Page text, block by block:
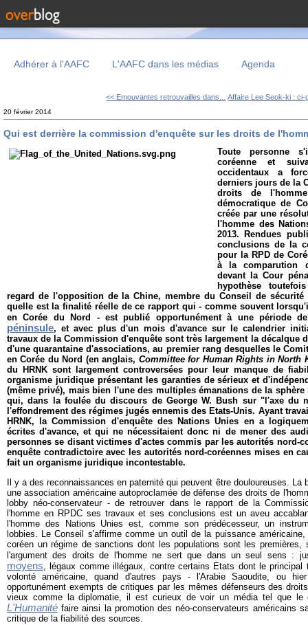
Adhérer à l'AAFC L'AAFC dans les médias Agenda
<< Emouvantes retrouvailles dans... Affaire Lee Seok-ki : ci-
20 février 2014
Qui est derrière la commission d'enquête sur les droits de
Toute personne
coréenne et
occidentaux a
derniers jours de la
droits de
démocratique de
créée par une
l'homme des
2013. Rendues
conclusions de la
pour la RPD de
à la comparution
devant la Cour
hypothèse
regard de l'opposition de la Chine, membre du Conseil de sécurité
quelle est la finalité réelle de ce rapport qui - comme souvent
en Corée du Nord - est publié opportunément à une période
péninsule, et avec plus d'un mois d'avance sur le calendrier
travaux de la Commission d'enquête sont très largement la décalque
d'une quarantaine d'associations, au premier rang desquelles le
en Corée du Nord (en anglais, Committee for Human Rights in North
du HRNK sont largement controversées pour leur manque de
organisme juridique présentant les garanties de sérieux et
(même privé), mais bien l'une des multiples émanations de la sphère
qui, dans la foulée du discours de George W. Bush sur "l'axe du
l'effondrement des régimes jugés ennemis des Etats-Unis. Ayant
HRNK, la Commission d'enquête des Nations Unies en a
écrites d'avance, et qui ne nécessitaient donc ni de mener des
personnes se disant victimes d'actes commis par les autorités nord-
enquête contradictoire avec les autorités nord-coréennes mises en
fait un organisme juridique incontestable.
Il y a des reconnaissances en paternité qui peuvent être douloureuses.
une association américaine autoproclamée de défense des droits de
lobby néo-conservateur - de retrouver dans le rapport de la
l'homme en RPDC ses travaux et ses conclusions est un aveu
l'homme des Nations Unies est, comme son prédécesseur, un
lobbies. Le Conseil s'affirme comme un outil de la puissance
coréen un régime de sanctions dont les populations sont les
l'argument des droits de l'homme ne sert que dans un seul sens :
moyens, légaux comme illégaux, contre certains Etats dont le
volonté américaine, quand d'autres pays - l'Arabie Saoudite, ou
opportunément exempts de critiques par les mêmes défenseurs des
vieux comme la diplomatie, il est curieux de voir un média tel que le
L'Humanité faire ainsi la promotion des néo-conservateurs américains
critique de la fiabilité des sources.